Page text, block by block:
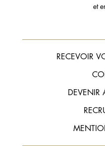
et
RECEVOIR
DEVENIR